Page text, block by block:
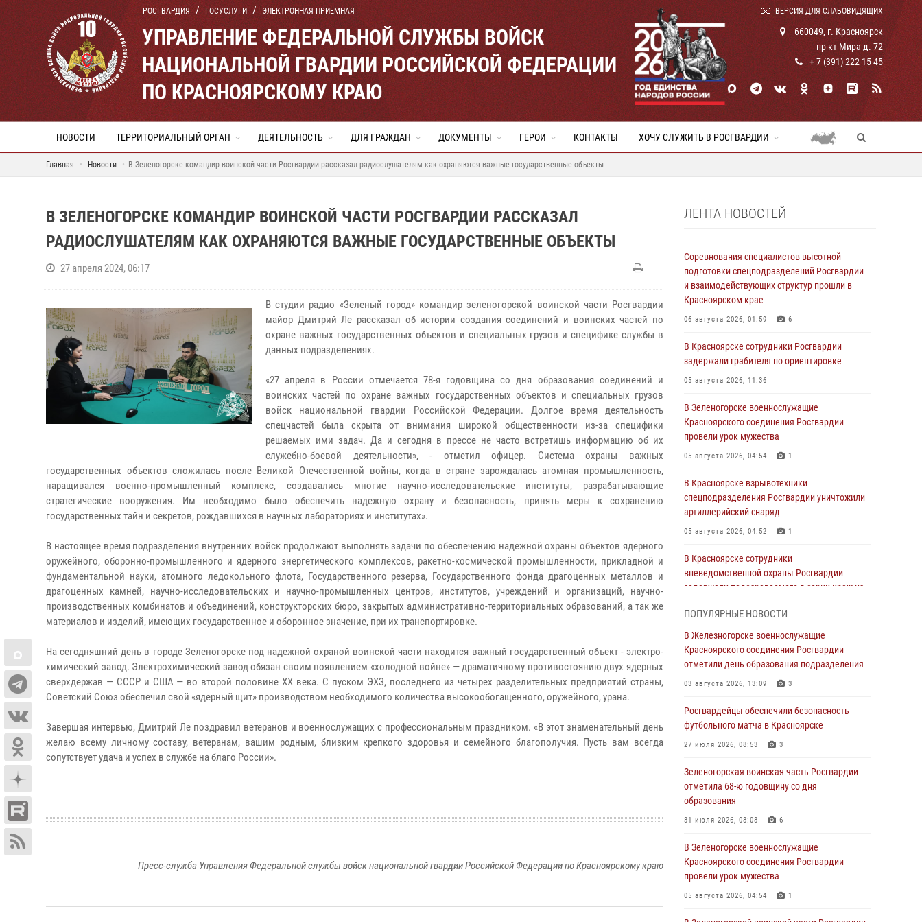
РОСГВАРДИЯ ГОСУСЛУГИ ЭЛЕКТРОННАЯ ПРИЕМНАЯ ВЕРСИЯ ДЛЯ СЛАБОВИДЯЩИХ
УПРАВЛЕНИЕ ФЕДЕРАЛЬНОЙ СЛУЖБЫ ВОЙСК
НАЦИОНАЛЬНОЙ ГВАРДИИ РОССИЙСКОЙ ФЕДЕРАЦИИ
ПО КРАСНОЯРСКОМУ КРАЮ
660049, г. Красноярск
пр-кт Мира д. 72
+ 7 (391) 222-15-45
НОВОСТИ ТЕРРИТОРИАЛЬНЫЙ ОРГАН ДЕЯТЕЛЬНОСТЬ ДЛЯ ГРАЖДАН ДОКУМЕНТЫ ГЕРОИ КОНТАКТЫ ХОЧУ СЛУЖИТЬ В РОСГВАРДИИ
Главная Новости В Зеленогорске командир воинской части Росгвардии рассказал радиослушателям как охраняются важные государственные объекты
В ЗЕЛЕНОГОРСКЕ КОМАНДИР ВОИНСКОЙ ЧАСТИ РОСГВАРДИИ РАССКАЗАЛ
РАДИОСЛУШАТЕЛЯМ КАК ОХРАНЯЮТСЯ ВАЖНЫЕ ГОСУДАРСТВЕННЫЕ ОБЪЕКТЫ
27 апреля 2024, 06:17
В студии радио «Зеленый город» командир зеленогорской воинской части Росгвардии
майор Дмитрий Ле рассказал об истории создания соединений и воинских частей по
охране важных государственных объектов и специальных грузов и специфике службы в
данных подразделениях.
«27 апреля в России отмечается 78-я годовщина со дня образования соединений и
воинских частей по охране важных государственных объектов и специальных грузов
войск национальной гвардии Российской Федерации. Долгое время деятельность
спецчастей была скрыта от внимания широкой общественности из-за специфики
решаемых ими задач. Да и сегодня в прессе не часто встретишь информацию об их
служебно-боевой деятельности», - отметил офицер. Система охраны важных
государственных объектов сложилась после Великой Отечественной войны, когда в стране зарождалась атомная промышленность,
наращивался военно-промышленный комплекс, создавались многие научно-исследовательские институты, разрабатывающие
стратегические вооружения. Им необходимо было обеспечить надежную охрану и безопасность, принять меры к сохранению
государственных тайн и секретов, рождавшихся в научных лабораториях и институтах».
В настоящее время подразделения внутренних войск продолжают выполнять задачи по обеспечению надежной охраны объектов ядерного
оружейного, оборонно-промышленного и ядерного энергетического комплексов, ракетно-космической промышленности, прикладной и
фундаментальной науки, атомного ледокольного флота, Государственного резерва, Государственного фонда драгоценных металлов и
драгоценных камней, научно-исследовательских и научно-промышленных центров, институтов, учреждений и организаций, научно-
производственных комбинатов и объединений, конструкторских бюро, закрытых административно-территориальных образований, а так же
материалов и изделий, имеющих государственное и оборонное значение, при их транспортировке.
На сегодняшний день в городе Зеленогорске под надежной охраной воинской части находится важный государственный объект - электро-
химический завод. Электрохимический завод обязан своим появлением «холодной войне» — драматичному противостоянию двух ядерных
сверхдержав — СССР и США — во второй половине ХХ века. С пуском ЭХЗ, последнего из четырех разделительных предприятий страны,
Советский Союз обеспечил свой «ядерный щит» производством необходимого количества высокообогащенного, оружейного, урана.
Завершая интервью, Дмитрий Ле поздравил ветеранов и военнослужащих с профессиональным праздником. «В этот знаменательный день
желаю всему личному составу, ветеранам, вашим родным, близким крепкого здоровья и семейного благополучия. Пусть вам всегда
сопутствует удача и успех в службе на благо России».
Пресс-служба Управления Федеральной службы войск национальной гвардии Российской Федерации по Красноярскому краю
ЛЕНТА НОВОСТЕЙ
Соревнования специалистов высотной
подготовки спецподразделений Росгвардии
и взаимодействующих структур прошли в
Красноярском крае
06 августа 2026, 01:59 6
В Красноярске сотрудники Росгвардии
задержали грабителя по ориентировке
05 августа 2026, 11:36
В Зеленогорске военнослужащие
Красноярского соединения Росгвардии
провели урок мужества
05 августа 2026, 04:54 1
В Красноярске взрывотехники
спецподразделения Росгвардии уничтожили
артиллерийский снаряд
05 августа 2026, 04:52 1
В Красноярске сотрудники
вневедомственной охраны Росгвардии
задержали подозреваемого в серии краж из
Сотрудники Росгвардии обеспечили
общественный порядок во время
проведения экстремального заплыва в
04 августа 2026, 08:36 1
В Красноярске сотрудники Росгвардии
супермаркета
04 августа 2026, 06:50
Военнослужащие Красноярского соединения
с тонкостями РХБ защиты
03 августа 2026, 13:12 2
В Железногорске военнослужащие
отметили день образования подразделения
ПОПУЛЯРНЫЕ НОВОСТИ
В Железногорске военнослужащие
Красноярского соединения Росгвардии
отметили день образования подразделения
03 августа 2026, 13:09 3
Росгвардейцы обеспечили безопасность
футбольного матча в Красноярске
27 июля 2026, 08:53 3
Зеленогорская воинская часть Росгвардии
отметила 68-ю годовщину со дня
образования
31 июля 2026, 08:08 6
В Зеленогорске военнослужащие
Красноярского соединения Росгвардии
провели урок мужества
05 августа 2026, 04:54 1